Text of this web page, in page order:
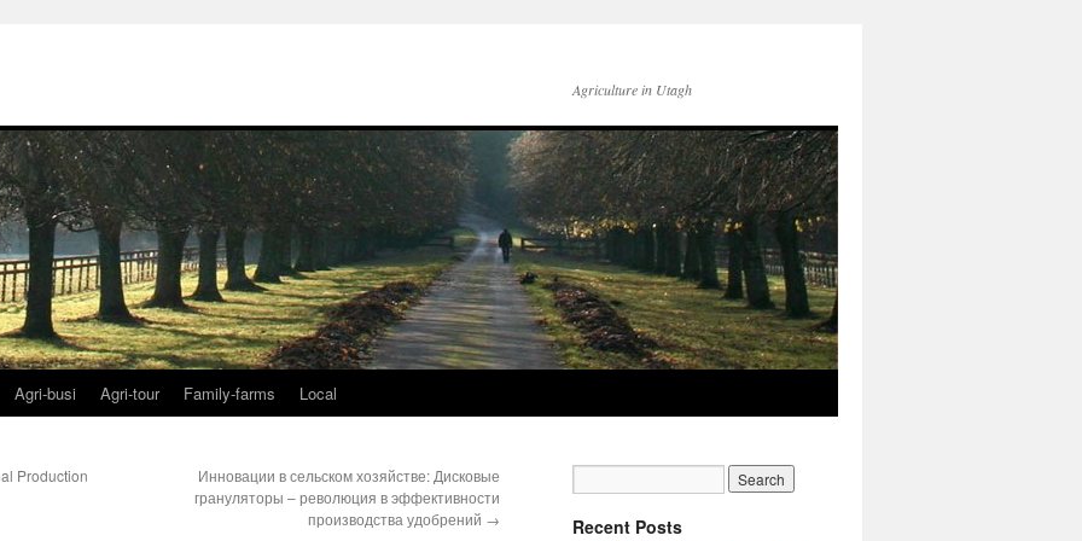
Agriculture in Utagh
Agri-busi Agri-tour Family-farms Local
Production
Инновации в сельском хозяйстве: Дисковые
грануляторы – революция в эффективности
производства удобрений → Recent Posts